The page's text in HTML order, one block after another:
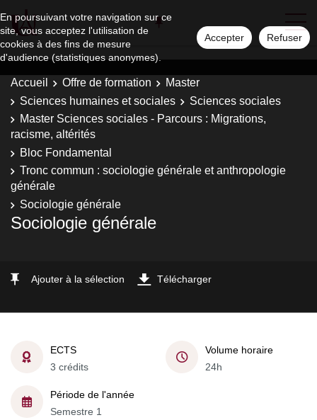
En poursuivant votre navigation sur ce
site, vous acceptez l'utilisation de
cookies à des fins de mesure
d'audience (statistiques anonymes).
Accepter Refuser
Accueil Offre de formation
Master
Sciences humaines et sociales
Sciences sociales
Master Sciences sociales - Parcours : Migrations,
racisme, altérités
Bloc Fondamental
Tronc commun : sociologie générale et anthropologie
générale
Sociologie générale
Sociologie générale
Ajouter à la sélection Télécharger
ECTS
3 crédits
Volume horaire
24h
Période de l'année
Semestre 1